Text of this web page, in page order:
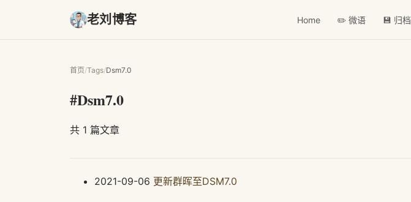
老刘博客 Home ✏️ 微语 💾 归档
首页/Tags/Dsm7.0
#Dsm7.0
共 1 篇文章
2021-09-06 更新群晖至DSM7.0